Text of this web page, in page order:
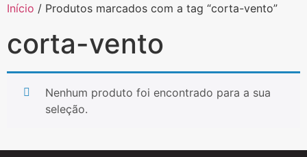
Início / Produtos marcados com a tag “corta-vento”
corta-vento
Nenhum produto foi encontrado para a sua
seleção.